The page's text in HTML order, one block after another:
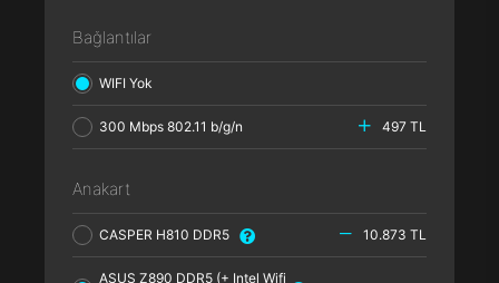
Bağlantılar
WIFI Yok
300 Mbps 802.11 b/g/n 497 TL
Anakart
CASPER H810 DDR5 10.873 TL
ASUS Z890 DDR5 (+ Intel Wifi